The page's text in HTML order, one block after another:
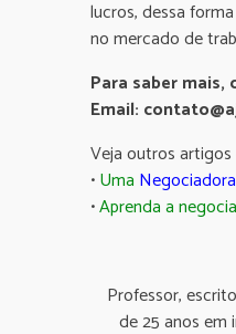
lucros, dessa
no mercado de
Para saber mais,
Email:
Veja outros
•Uma
•Aprenda a
Professor,
de 25 anos